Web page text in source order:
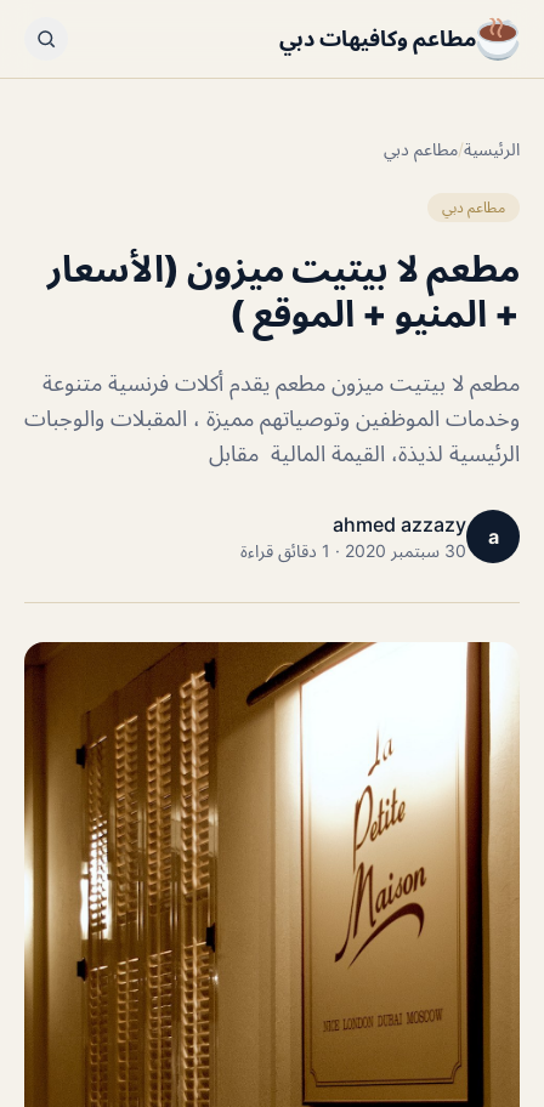
مطاعم وكافيهات دبي
الرئيسية/مطاعم دبي
مطاعم دبي
مطعم لا بيتيت ميزون (الأسعار
+ المنيو + الموقع )
مطعم لا بيتيت ميزون مطعم يقدم أكلات فرنسية متنوعة
وخدمات الموظفين وتوصياتهم مميزة ، المقبلات والوجبات
الرئيسية لذيذة، القيمة المالية مقابل
a
ahmed azzazy
30 سبتمبر 2020 · 1 دقائق قراءة